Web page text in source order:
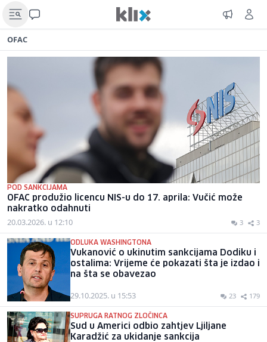
OFAC
POD SANKCIJAMA
OFAC produžio licencu NIS-u do 17. aprila: Vučić može
nakratko odahnuti
20.03.2026. u 12:10 3 3
ODLUKA WASHINGTONA
Vukanović o ukinutim sankcijama Dodiku i
ostalima: Vrijeme će pokazati šta je izdao i
na šta se obavezao
29.10.2025. u 15:53 23 179
SUPRUGA RATNOG ZLOČINCA
Sud u Americi odbio zahtjev Ljiljane
Karadžić za ukidanje sankcija